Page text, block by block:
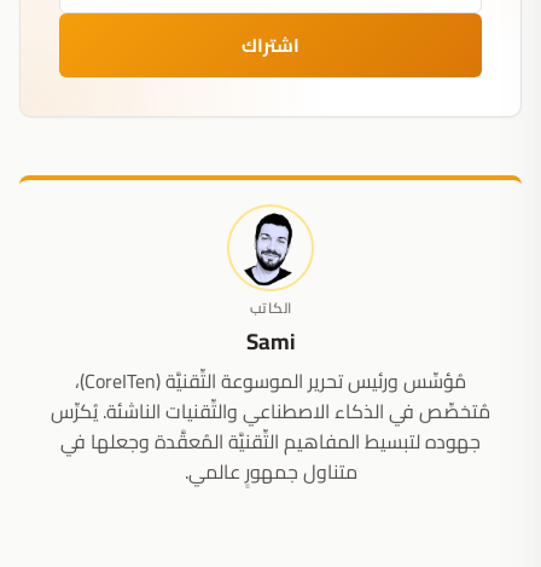
اشتراك
الكاتب
Sami
مُؤسِّس ورئيس تحرير الموسوعة التِّقنيَّة (CoreITen)،
مُتخصِّص في الذكاء الاصطناعي والتِّقنيات الناشئة. يُكرِّس
جهوده لتبسيط المفاهيم التِّقنيَّة المُعقَّدة وجعلها في
متناول جمهورٍ عالمي.